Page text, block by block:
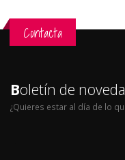
Contacta
Boletín de
¿Quieres estar al día de lo